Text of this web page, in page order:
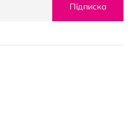
Підписка